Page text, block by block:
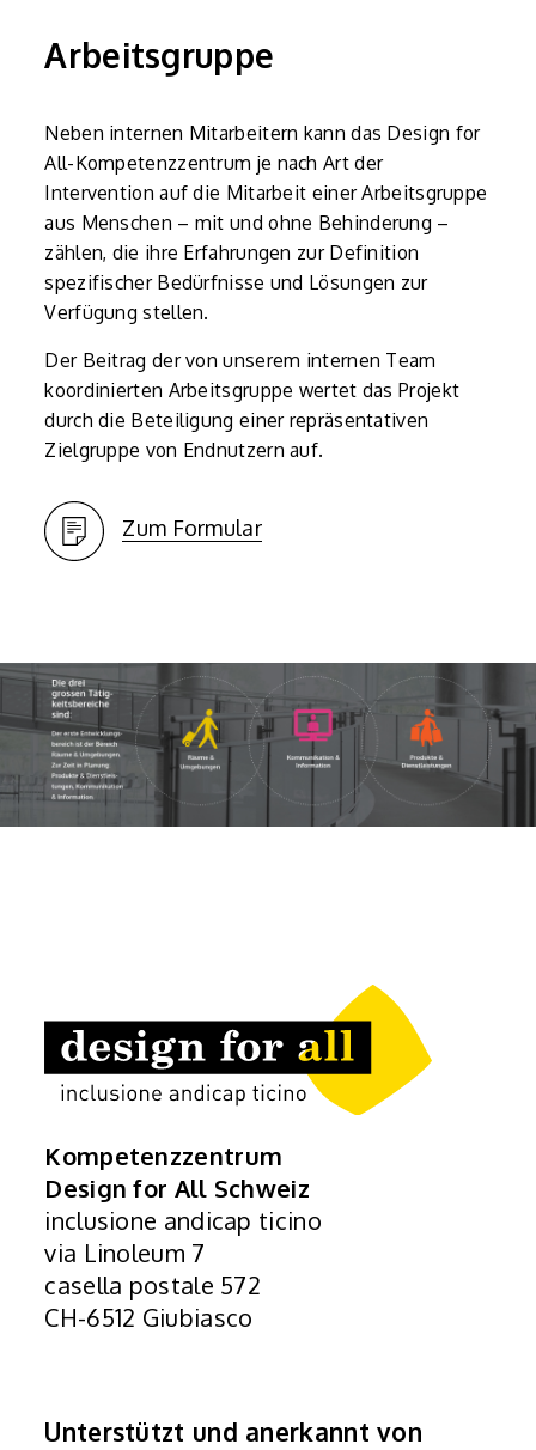
Arbeitsgruppe
Neben internen Mitarbeitern kann das Design for
All-Kompetenzzentrum je nach Art der
Intervention auf die Mitarbeit einer Arbeitsgruppe
aus Menschen – mit und ohne Behinderung –
zählen, die ihre Erfahrungen zur Definition
spezifischer Bedürfnisse und Lösungen zur
Verfügung stellen.
Der Beitrag der von unserem internen Team
koordinierten Arbeitsgruppe wertet das Projekt
durch die Beteiligung einer repräsentativen
Zielgruppe von Endnutzern auf.
Zum Formular
Kompetenzzentrum
Design for All Schweiz
inclusione andicap ticino
via Linoleum 7
casella postale 572
CH-6512 Giubiasco
Unterstützt und anerkannt von